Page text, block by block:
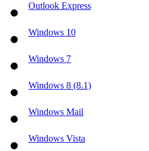
Outlook Express
Windows 10
Windows 7
Windows 8 (8.1)
Windows Mail
Windows Vista